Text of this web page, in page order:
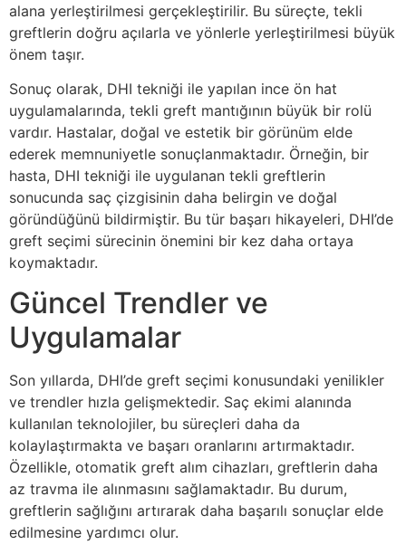
alana yerleştirilmesi gerçekleştirilir. Bu süreçte, tekli
greftlerin doğru açılarla ve yönlerle yerleştirilmesi büyük
önem taşır.
Sonuç olarak, DHI tekniği ile yapılan ince ön hat
uygulamalarında, tekli greft mantığının büyük bir rolü
vardır. Hastalar, doğal ve estetik bir görünüm elde
ederek memnuniyetle sonuçlanmaktadır. Örneğin, bir
hasta, DHI tekniği ile uygulanan tekli greftlerin
sonucunda saç çizgisinin daha belirgin ve doğal
göründüğünü bildirmiştir. Bu tür başarı hikayeleri, DHI’de
greft seçimi sürecinin önemini bir kez daha ortaya
koymaktadır.
Güncel Trendler ve
Uygulamalar
Son yıllarda, DHI’de greft seçimi konusundaki yenilikler
ve trendler hızla gelişmektedir. Saç ekimi alanında
kullanılan teknolojiler, bu süreçleri daha da
kolaylaştırmakta ve başarı oranlarını artırmaktadır.
Özellikle, otomatik greft alım cihazları, greftlerin daha
az travma ile alınmasını sağlamaktadır. Bu durum,
greftlerin sağlığını artırarak daha başarılı sonuçlar elde
edilmesine yardımcı olur.